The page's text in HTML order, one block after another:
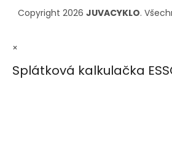
Copyright 2026 JUVACYKLO.
×
Splátková kalkulačka